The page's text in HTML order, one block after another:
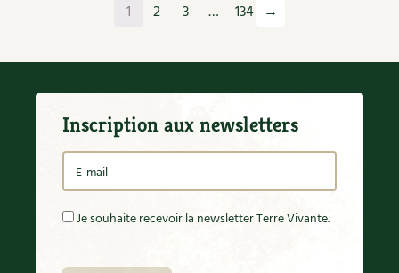
Paille
Panais
Parasite
Partenariat
Participatif
Patate douce
1 2 3 … 134 →
Inscription aux newsletters
Je souhaite recevoir la newsletter Terre Vivante.